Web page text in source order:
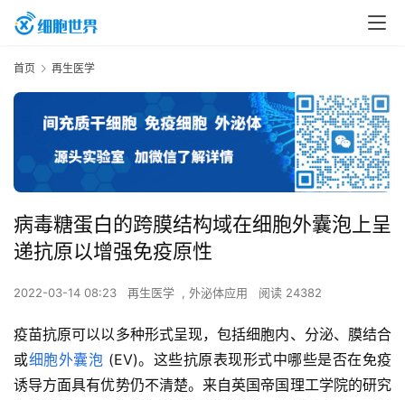
首页 再生医学
病毒糖蛋白的跨膜结构域在细胞外囊泡上呈
递抗原以增强免疫原性
2022-03-14 08:23 再生医学 , 外泌体应用 阅读 24382
疫苗抗原可以以多种形式呈现，包括细胞内、分泌、膜结合
或细胞外囊泡 (EV)。这些抗原表现形式中哪些是否在免疫
诱导方面具有优势仍不清楚。来自英国帝国理工学院的研究